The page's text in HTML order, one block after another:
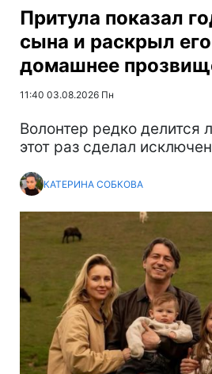
Притула показал
сына и раскрыл
домашнее
11:40 03.08.2026 Пн
Волонтер редко делится
этот раз сделал
КАТЕРИНА СОБКОВА